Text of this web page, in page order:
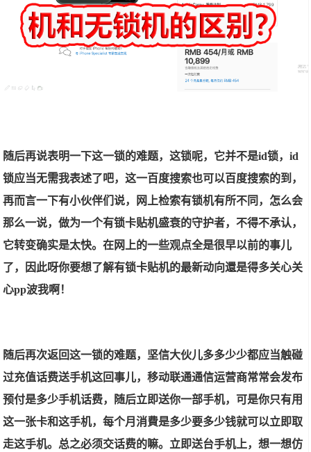
随后再说表明一下这一锁的难题，这锁呢，它并不是id锁，id
锁应当无需我表述了吧，这一百度搜索也可以百度搜索的到，
再而言一下有小伙伴们说，网上检索有锁机有所不同，怎么会
那么一说，做为一个有锁卡贴机盛衰的守护者，不得不承认，
它转变确实是太快。在网上的一些观点全是很早以前的事儿
了，因此呀你要想了解有锁卡贴机的最新动向還是得多关心关
心pp波我啊！
随后再次返回这一锁的难题，坚信大伙儿多多少少都应当触碰
过充值话费送手机这回事儿，移动联通通信运营商常常会发布
预付是多少手机话费，随后立即送你一部手机，可是你只有用
这一张卡和这手机，每个月消費是多少要多少钱就可以立即取
走这手机。总之必须交话费的嘛。立即送台手机上，想一想仿